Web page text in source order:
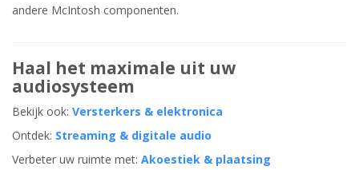
andere McIntosh componenten.
Haal het maximale uit uw
audiosysteem
Bekijk ook: Versterkers & elektronica
Ontdek: Streaming & digitale audio
Verbeter uw ruimte met: Akoestiek & plaatsing